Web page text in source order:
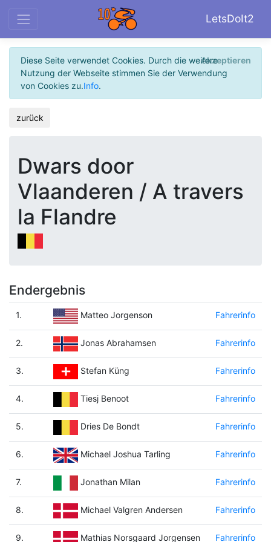
LetsDoIt2
Diese Seite verwendet Cookies. Durch die weitere
Nutzung der Webseite stimmen Sie der Verwendung
von Cookies zu.Info.
Akzeptieren
zurück
Dwars door
Vlaanderen / A travers
la Flandre
Endergebnis
1. Matteo Jorgenson Fahrerinfo
2. Jonas Abrahamsen Fahrerinfo
3. Stefan Küng Fahrerinfo
4. Tiesj Benoot Fahrerinfo
5. Dries De Bondt Fahrerinfo
6. Michael Joshua Tarling Fahrerinfo
7. Jonathan Milan Fahrerinfo
8. Michael Valgren Andersen Fahrerinfo
9. Mathias Norsgaard Jorgensen Fahrerinfo